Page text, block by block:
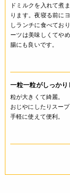
* 直射日光、高温
* 開封後は、吸
存してください。
・諸事情により
・当サイトに掲載
ても必ずしも在庫
ください。
入れて、お湯1/2
ドミルクを入れて煮
ります。夜寝る前に
しランチに食べてお
ーツは美味しくてや
腸にも良いです。
一粒一粒がしっかり
粒が大きくて綺麗。
おじやにしたりスープ
手軽に使えて便利。